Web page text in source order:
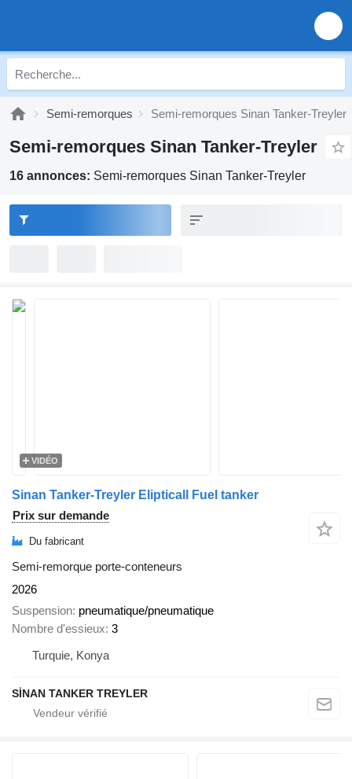
Semi-remorques Semi-remorques Sinan Tanker-Treyler
Semi-remorques Sinan Tanker-Treyler
16 annonces: Semi-remorques Sinan Tanker-Treyler
VIDÉO
Sinan Tanker-Treyler Elipticall Fuel tanker
Prix sur demande
Du fabricant
Semi-remorque porte-conteneurs
2026
Suspension pneumatique/pneumatique
Nombre d'essieux 3
Turquie, Konya
SİNAN TANKER TREYLER